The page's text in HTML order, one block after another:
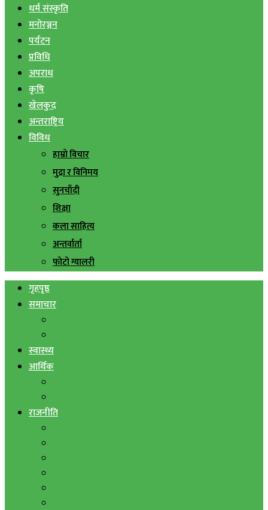
धर्म संस्कृति
मनोरञ्जन
पर्यटन
प्रविधि
अपराध
कृषि
खेलकुद
अन्तराष्ट्रिय
विविध
हाम्रो विचार
मुद्रा र विनिमय
सुनचाँदी
शिक्षा
कला साहित्य
अन्तर्वार्ता
फोटो ग्यालरी
गृहपृष्ठ
समाचार
स्वास्थ्य
आर्थिक
राजनीति